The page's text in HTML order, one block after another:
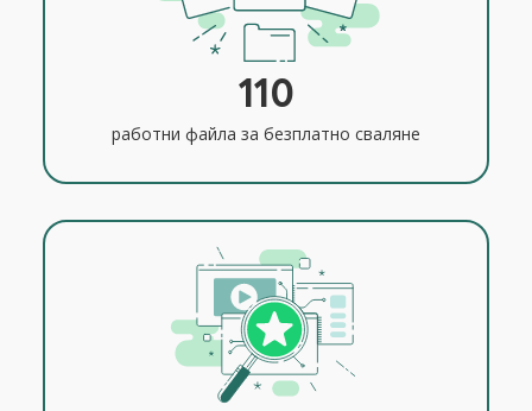
110
работни файла за безплатно сваляне